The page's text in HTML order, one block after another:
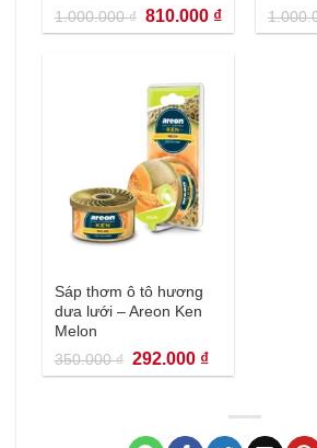
1.000.000₫ Giá
gốc
là:
810.000 ₫Giá
hiện
tại
Sáp thơm ô tô hương
dưa lưới – Areon Ken
Melon
350.000₫ Giá
gốc
là:
292.000 ₫Giá
hiện
tại